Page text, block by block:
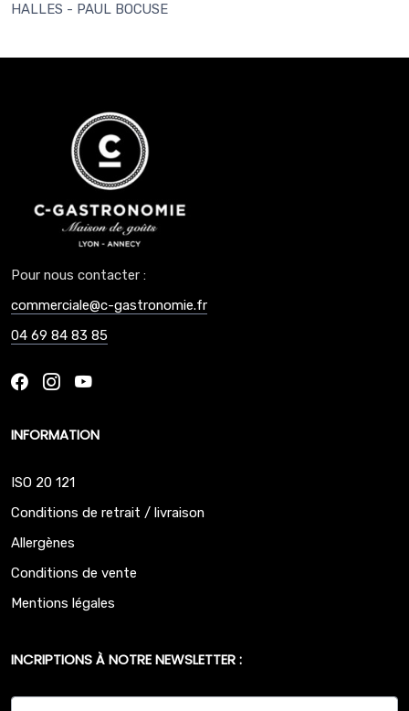
HALLES - PAUL BOCUSE
Pour nous contacter :
commerciale@c-gastronomie.fr
04 69 84 83 85
INFORMATION
ISO 20 121
Conditions de retrait / livraison
Allergènes
Conditions de vente
Mentions légales
INCRIPTIONS À NOTRE NEWSLETTER :